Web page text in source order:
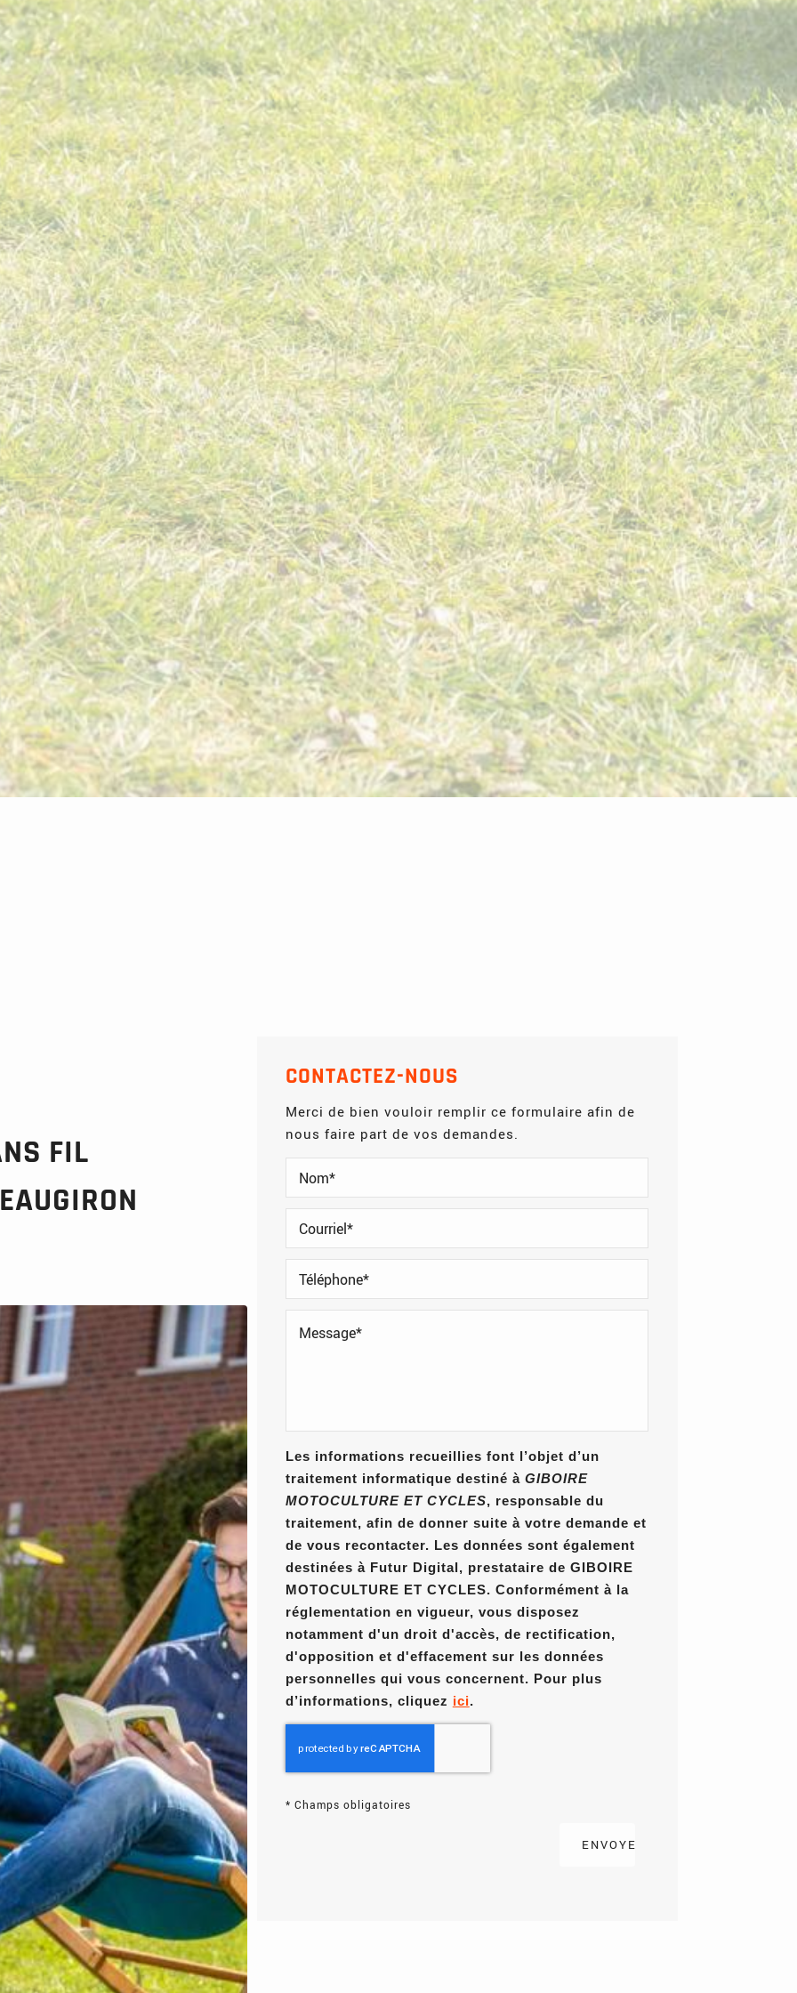
FIL
CONTACTEZ-NOUS
Merci de bien vouloir remplir ce formulaire afin de
nous faire part de vos demandes.
Les informations recueillies font l’objet d’un
traitement informatique destiné àGIBOIRE
MOTOCULTURE ET CYCLES, responsable du
traitement, afin de donner suite à votre demande et
de vous recontacter. Les données sont également
destinées à Futur Digital, prestataire de GIBOIRE
MOTOCULTURE ET CYCLES. Conformément à la
réglementation en vigueur, vous disposez
notamment d'un droit d'accès, de rectification,
d'opposition et d'effacement sur les données
personnelles qui vous concernent. Pour plus
d’informations, cliquez ici.
* Champs obligatoires